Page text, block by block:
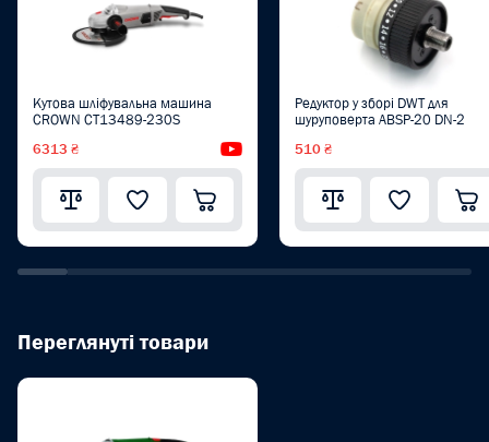
Кутова шліфувальна машина
CROWN CT13489-230S
6313 ₴ Відеоогляд
Редуктор у зборі DWT для
шуруповерта ABSP-20 DN-2
510 ₴
Переглянуті товари